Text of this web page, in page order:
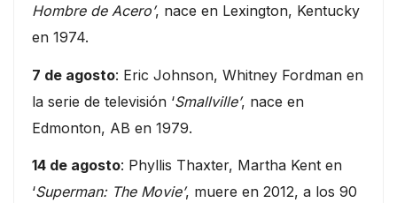
Hombre de Acero’, nace en Lexington, Kentucky
en 1974.
7 de agosto: Eric Johnson, Whitney Fordman en
la serie de televisión ‘Smallville’, nace en
Edmonton, AB en 1979.
14 de agosto: Phyllis Thaxter, Martha Kent en
‘Superman: The Movie’, muere en 2012, a los 90